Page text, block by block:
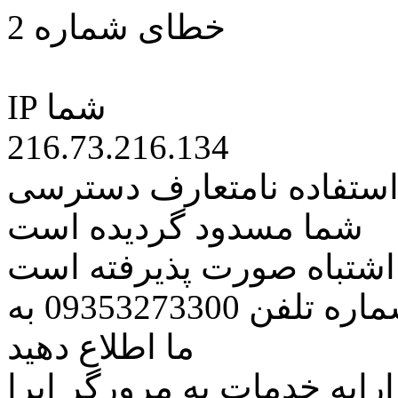
خطای شماره 2
IP شما
216.73.216.134
نامتعارف دسترسی
شما مسدود گردیده است
اشتباه صورت پذیرفته است
مراتب این مسئله را از طریق شماره تلفن 09353273300 به
ما اطلاع دهید
خدمات به مرورگر اپرا